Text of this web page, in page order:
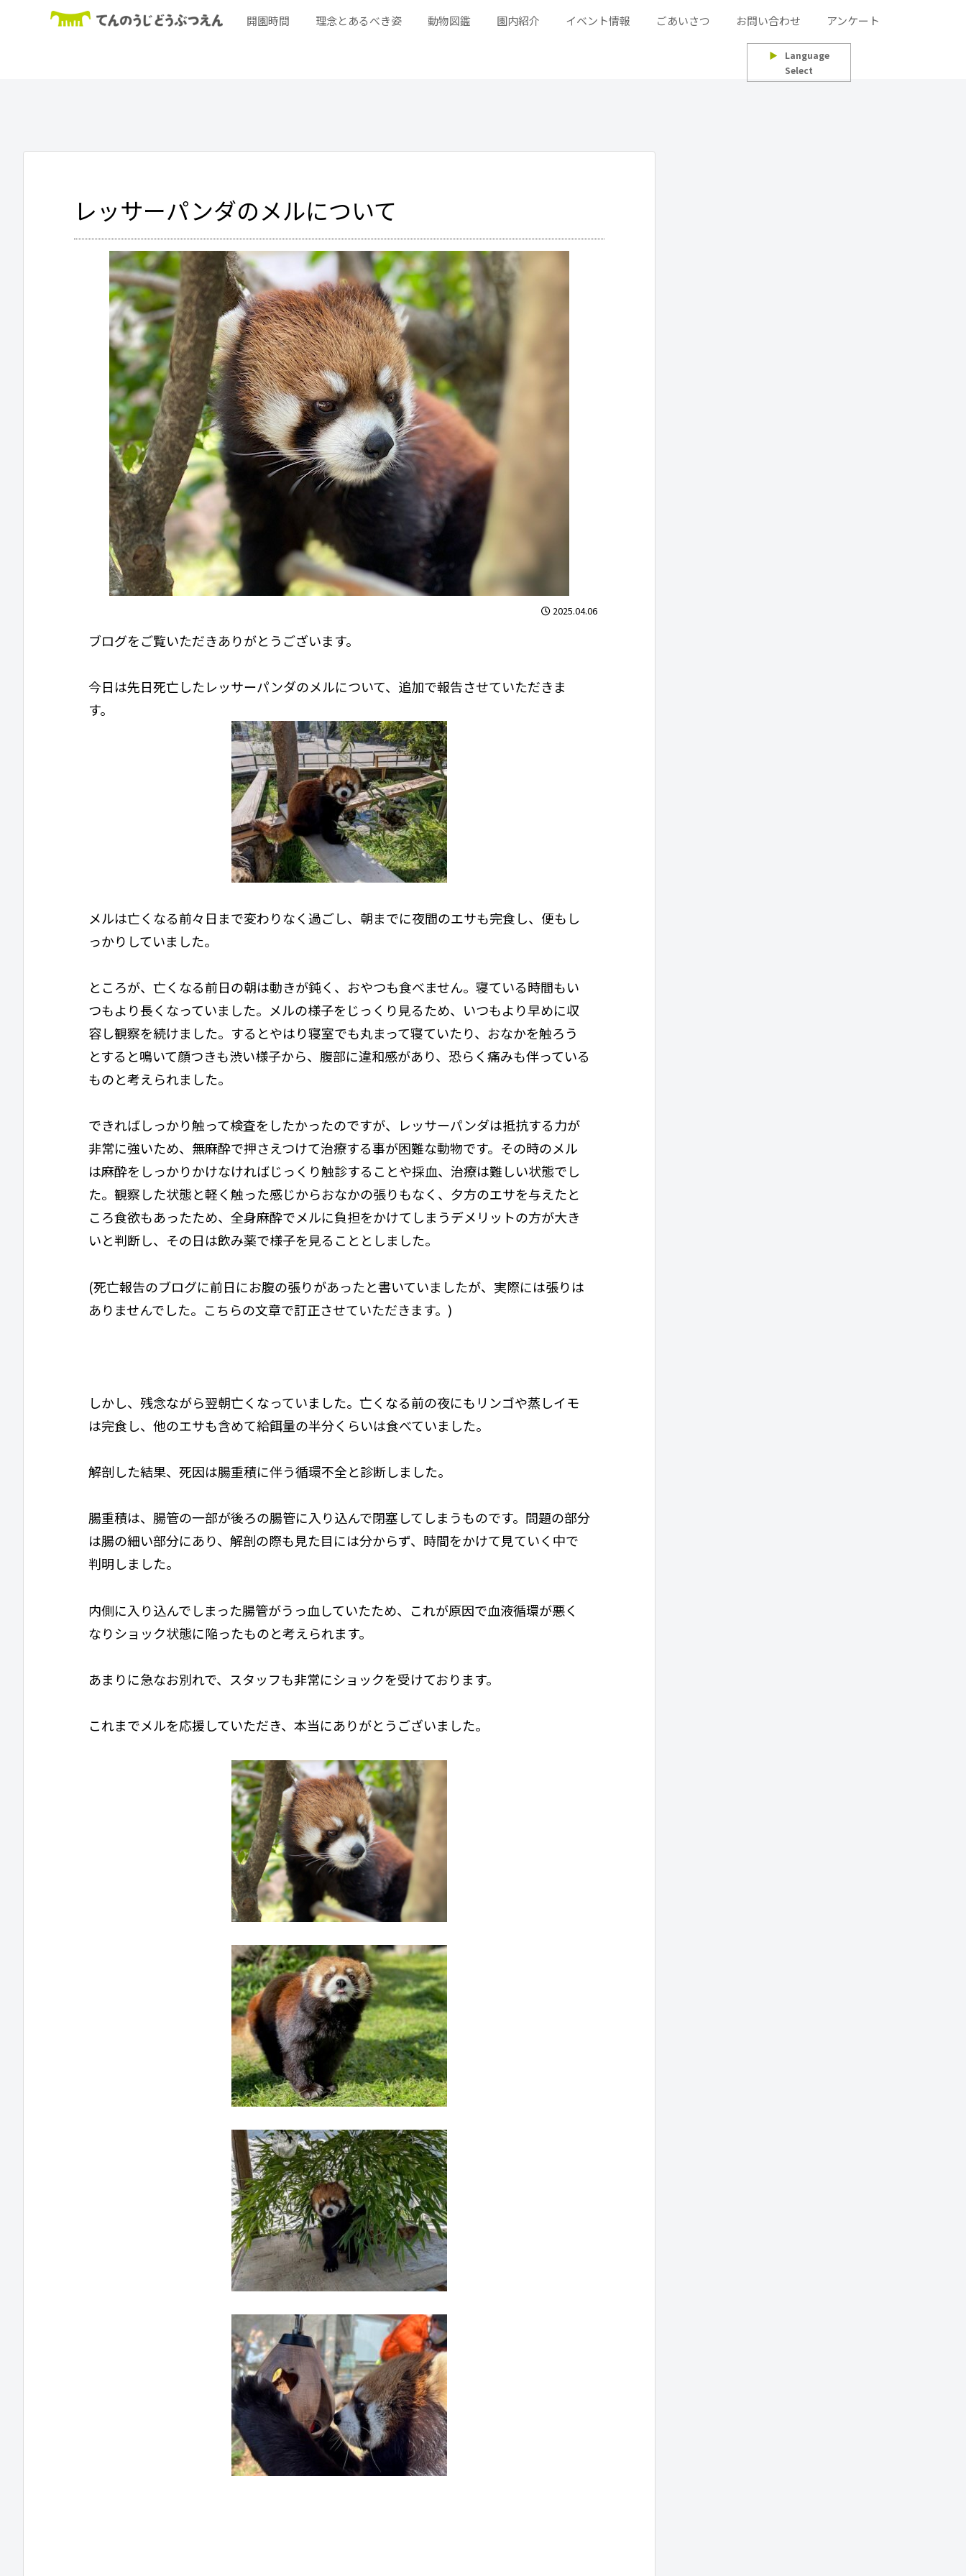
開園時間 理念とあるべき姿 動物図鑑 園内紹介 イベント情報 ごあいさつ お問い合わせ アンケート
▶
Language
Select
レッサーパンダのメルについて
2025.04.06
ブログをご覧いただきありがとうございます。
今日は先日死亡したレッサーパンダのメルについて、追加で報告させていただきま
す。
メルは亡くなる前々日まで変わりなく過ごし、朝までに夜間のエサも完食し、便もし
っかりしていました。
ところが、亡くなる前日の朝は動きが鈍く、おやつも食べません。寝ている時間もい
つもより長くなっていました。メルの様子をじっくり見るため、いつもより早めに収
容し観察を続けました。するとやはり寝室でも丸まって寝ていたり、おなかを触ろう
とすると鳴いて顔つきも渋い様子から、腹部に違和感があり、恐らく痛みも伴っている
ものと考えられました。
できればしっかり触って検査をしたかったのですが、レッサーパンダは抵抗する力が
非常に強いため、無麻酔で押さえつけて治療する事が困難な動物です。その時のメル
は麻酔をしっかりかけなければじっくり触診することや採血、治療は難しい状態でし
た。観察した状態と軽く触った感じからおなかの張りもなく、夕方のエサを与えたと
ころ食欲もあったため、全身麻酔でメルに負担をかけてしまうデメリットの方が大き
いと判断し、その日は飲み薬で様子を見ることとしました。
(死亡報告のブログに前日にお腹の張りがあったと書いていましたが、実際には張りは
ありませんでした。こちらの文章で訂正させていただきます。)
しかし、残念ながら翌朝亡くなっていました。亡くなる前の夜にもリンゴや蒸しイモ
は完食し、他のエサも含めて給餌量の半分くらいは食べていました。
解剖した結果、死因は腸重積に伴う循環不全と診断しました。
腸重積は、腸管の一部が後ろの腸管に入り込んで閉塞してしまうものです。問題の部分
は腸の細い部分にあり、解剖の際も見た目には分からず、時間をかけて見ていく中で
判明しました。
内側に入り込んでしまった腸管がうっ血していたため、これが原因で血液循環が悪く
なりショック状態に陥ったものと考えられます。
あまりに急なお別れで、スタッフも非常にショックを受けております。
これまでメルを応援していただき、本当にありがとうございました。